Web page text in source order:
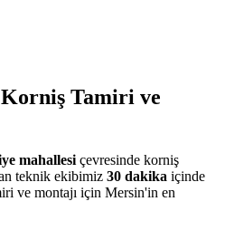
Korniş Tamiri ve
mahallesi çevresinde korniş
teknik ekibimiz 30 dakika içinde
ve montajı için Mersin'in en